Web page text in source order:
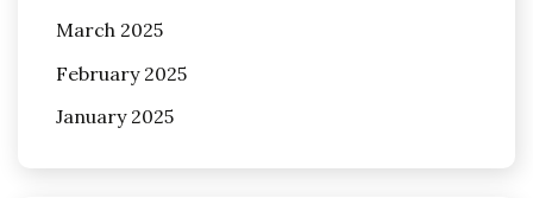
March 2025
February 2025
January 2025